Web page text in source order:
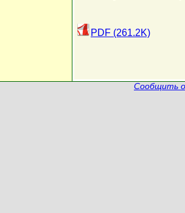
PDF (261.2K)
Сообщить о